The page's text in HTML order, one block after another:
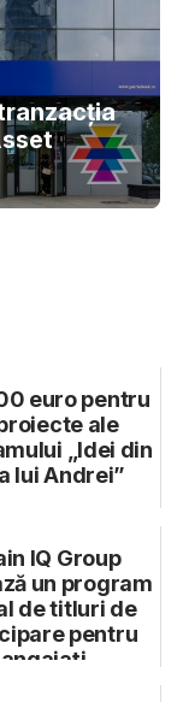
euro pentru
ale
„Idei din
lui Andrei”
IQ Group
un program
de titluri de
pentru
angajați